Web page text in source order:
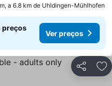
a 6.8 km de Uhldingen-Mühlhofen
preços
Ver preços
Partilhar